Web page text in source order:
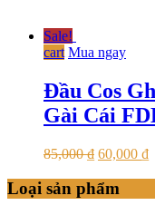
Sale!
cart Mua ngay
Đầu Cos
Gài Cái
85,000₫ 60,000 ₫
Loại sản phẩm